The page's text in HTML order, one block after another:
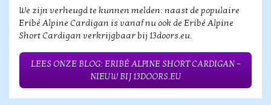
We zijn verheugd te kunnen melden: naast de populaire
Eribé Alpine Cardigan is vanaf nu ook de Eribé Alpine
Short Cardigan verkrijgbaar bij 13doors.eu.
LEES ONZE BLOG: ERIBÉ ALPINE SHORT CARDIGAN –
NIEUW BIJ 13DOORS.EU